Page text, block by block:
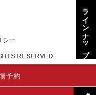
シー
RESERVED.
予約
ラインナップ